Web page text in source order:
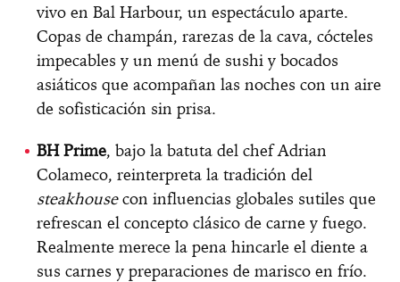
vivo en Bal Harbour, un espectáculo aparte.
Copas de champán, rarezas de la cava, cócteles
impecables y un menú de sushi y bocados
asiáticos que acompañan las noches con un aire
de sofisticación sin prisa.
BH Prime, bajo la batuta del chef Adrian
Colameco, reinterpreta la tradición del
steakhousecon influencias globales sutiles que
refrescan el concepto clásico de carne y fuego.
Realmente merece la pena hincarle el diente a
sus carnes y preparaciones de marisco en frío.